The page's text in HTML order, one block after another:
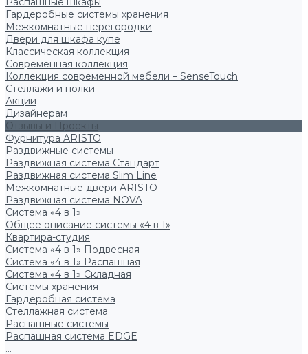
Гардеробные системы хранения
Межкомнатные перегородки
Двери для шкафа купе
Классическая коллекция
Современная коллекция
Коллекция современной мебели – SenseTouch
Стеллажи и полки
Акции
Дизайнерам
Отзывы и Проекты
Фурнитура ARISTO
Раздвижные системы
Раздвижная система Стандарт
Раздвижная система Slim Line
Межкомнатные двери ARISTO
Раздвижная система NOVA
Система «4 в 1»
Общее описание системы «4 в 1»
Квартира-студия
Система «4 в 1» Подвесная
Система «4 в 1» Распашная
Система «4 в 1» Складная
Системы хранения
Гардеробная система
Стеллажная система
Распашные системы
Распашная система EDGE
...